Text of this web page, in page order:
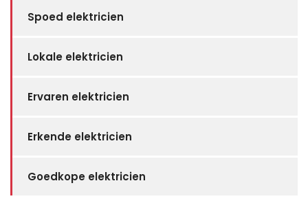
Spoed elektricien
Lokale elektricien
Ervaren elektricien
Erkende elektricien
Goedkope elektricien